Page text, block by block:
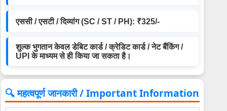
एससी / एसटी / दिव्यांग (SC / ST / PH): ₹325/-
शुल्क भुगतान केवल डेबिट कार्ड / क्रेडिट कार्ड / नेट बैंकिंग /
UPI के माध्यम से ही किया जा सकता है।
🔍 महत्वपूर्ण जानकारी / Important Information